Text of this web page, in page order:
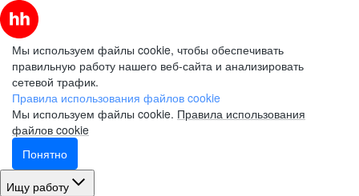
Мы используем файлы cookie, чтобы обеспечивать
правильную работу нашего веб-сайта и анализировать
сетевой трафик.
Правила использования файлов cookie
Мы используем файлы cookie. Правила использования
файлов cookie
Понятно
Ищу работу